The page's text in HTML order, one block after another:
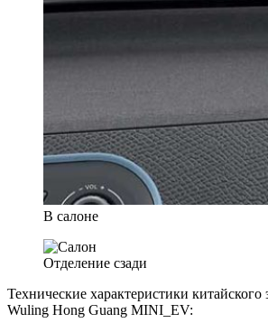
В салоне
Отделение сзади
Технические характеристики китайского
Wuling Hong Guang MINI_EV: